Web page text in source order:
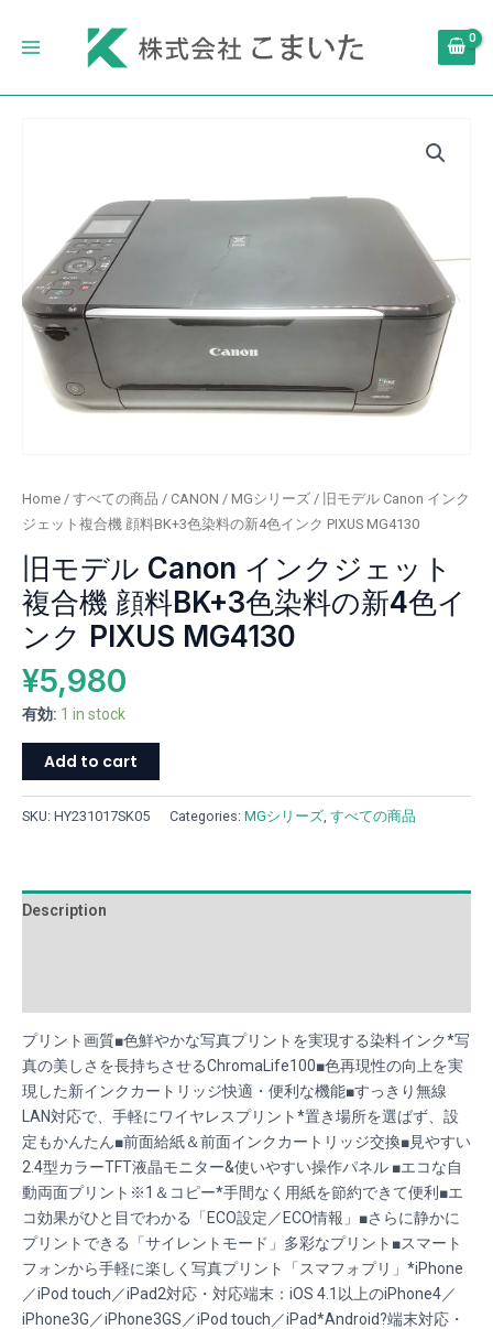
Menu
Home / すべての商品 / CANON / MGシリーズ / 旧モデル Canon インク
ジェット複合機 顔料BK+3色染料の新4色インク PIXUS MG4130
旧モデル Canon インクジェット
複合機 顔料BK+3色染料の新4色イ
ンク PIXUS MG4130
¥5,980
有効: 1 in stock
ン
ク
ジ
顔
料
BK+3
色
染
料
新
4
ク
quantity
Add to cart
SKU: HY231017SK05 Categories: MGシリーズ すべての商品
Description
プリント画質■色鮮やかな写真プリントを実現する染料インク*写
真の美しさを長持ちさせるChromaLife100■色再現性の向上を実
現した新インクカートリッジ快適・便利な機能■すっきり無線
LAN対応で、手軽にワイヤレスプリント*置き場所を選ばず、設
定もかんたん■前面給紙＆前面インクカートリッジ交換■見やすい
2.4型カラーTFT液晶モニター&使いやすい操作パネル ■エコな自
動両面プリント※1＆コピー*手間なく用紙を節約できて便利■エ
コ効果がひと目でわかる「ECO設定／ECO情報」■さらに静かに
プリントできる「サイレントモード」多彩なプリント■スマート
フォンから手軽に楽しく写真プリント「スマフォプリ」*iPhone
／iPod touch／iPad2対応・対応端末：iOS 4.1以上のiPhone4／
iPhone3G／iPhone3GS／iPod touch／iPad*Android?端末対応・